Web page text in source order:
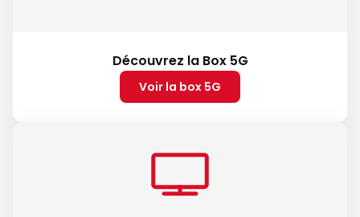
Découvrez la Box 5G
Voir la box 5G